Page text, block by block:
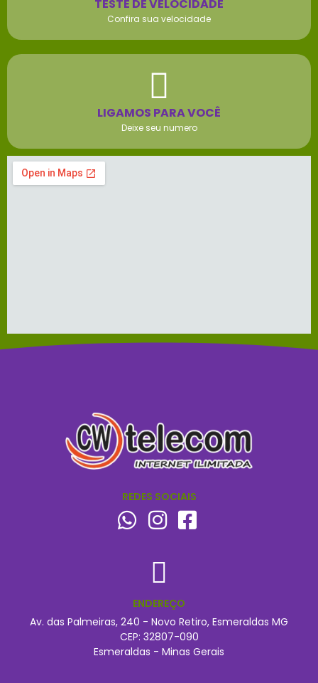
TESTE DE VELOCIDADE
Confira sua velocidade
LIGAMOS PARA VOCÊ
Deixe seu numero
REDES SOCIAIS
ENDEREÇO
Av. das Palmeiras, 240 - Novo Retiro, Esmeraldas MG
CEP: 32807-090
Esmeraldas - Minas Gerais